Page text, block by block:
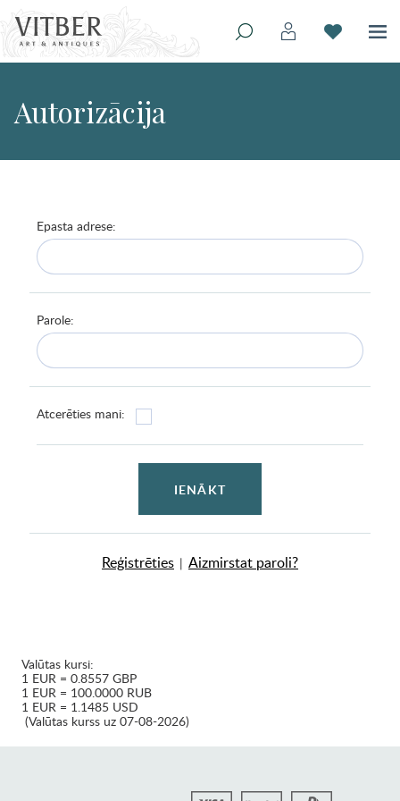
Autorizācija
Epasta adrese:
Parole:
Atcerēties mani:
IENĀKT
Reģistrēties | Aizmirstat paroli?
Valūtas kursi:
1 EUR = 0.8557 GBP
1 EUR = 100.0000 RUB
1 EUR = 1.1485 USD
(Valūtas kurss uz 07-08-2026)